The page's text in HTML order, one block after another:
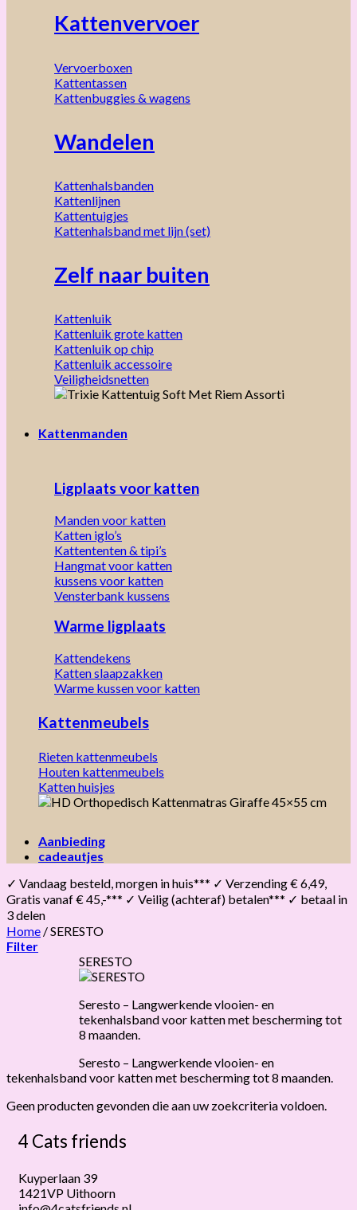
Kattenvervoer
Vervoerboxen
Kattentassen
Kattenbuggies & wagens
Wandelen
Kattenhalsbanden
Kattenlijnen
Kattentuigjes
Kattenhalsband met lijn (set)
Zelf naar buiten
Kattenluik
Kattenluik grote katten
Kattenluik op chip
Kattenluik accessoire
Veiligheidsnetten
Kattenmanden
Ligplaats voor katten
Manden voor katten
Katten iglo’s
Kattententen & tipi’s
Hangmat voor katten
kussens voor katten
Vensterbank kussens
Warme ligplaats
Kattendekens
Katten slaapzakken
Warme kussen voor katten
Kattenmeubels
Rieten kattenmeubels
Houten kattenmeubels
Katten huisjes
Aanbieding
cadeautjes
✓ Vandaag besteld, morgen in huis*** ✓ Verzending € 6,49,
Gratis vanaf € 45,-*** ✓ Veilig (achteraf) betalen*** ✓ betaal in
3 delen
Home /SERESTO
Filter
SERESTO
Seresto – Langwerkende vlooien- en
tekenhalsband voor katten met bescherming tot
8 maanden.
Seresto – Langwerkende vlooien- en
tekenhalsband voor katten met bescherming tot 8 maanden.
Geen producten gevonden die aan uw zoekcriteria voldoen.
4 Cats friends
Kuyperlaan 39
1421VP Uithoorn